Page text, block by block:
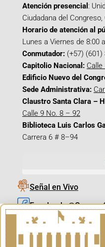
Atención presencial :
Ciudadana del
Horario de atención al
Lunes a Viernes de 8:00
Conmutador: (+57) (601)
Capitolio Nacional: Calle
Edificio Nuevo del
Sede Administrativa:
Claustro Santa Clara –
Calle 9 No. 8 – 92
Biblioteca Luis Carlos
Carrera 6 # 8–94
Señal en Vivo
X_@CamaraColombia